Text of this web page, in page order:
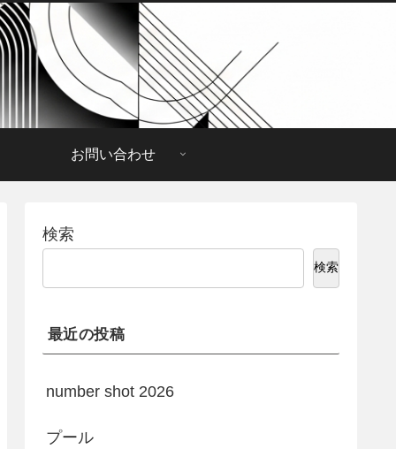
お問い合わせ
検索
検索
最近の投稿
number shot 2026
プール